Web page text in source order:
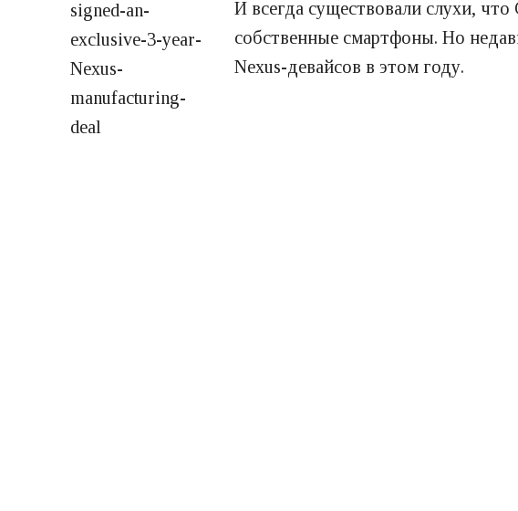
И всегда существовали слухи,
собственные смартфоны. Но
Nexus-девайсов в этом году.